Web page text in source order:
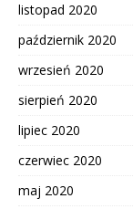
listopad 2020
październik 2020
wrzesień 2020
sierpień 2020
lipiec 2020
czerwiec 2020
maj 2020